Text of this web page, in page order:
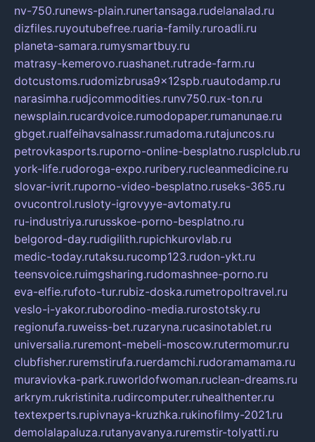
nv-750.runews-plain.runertansaga.rudelanalad.ru
dizfiles.ruyoutubefree.ruaria-family.ruroadli.ru
planeta-samara.rumysmartbuy.ru
matrasy-kemerovo.ruashanet.rutrade-farm.ru
dotcustoms.rudomizbrusa9x12spb.ruautodamp.ru
narasimha.rudjcommodities.runv750.rux-ton.ru
newsplain.rucardvoice.rumodopaper.rumanunae.ru
gbget.rualfeihavsalnassr.rumadoma.rutajuncos.ru
petrovkasports.ruporno-online-besplatno.rusplclub.ru
york-life.rudoroga-expo.ruribery.rucleanmedicine.ru
slovar-ivrit.ruporno-video-besplatno.ruseks-365.ru
ovucontrol.rusloty-igrovyye-avtomaty.ru
ru-industriya.rurusskoe-porno-besplatno.ru
belgorod-day.rudigilith.rupichkurovlab.ru
medic-today.rutaksu.rucomp123.rudon-ykt.ru
teensvoice.ruimgsharing.rudomashnee-porno.ru
eva-elfie.rufoto-tur.rubiz-doska.rumetropoltravel.ru
veslo-i-yakor.ruborodino-media.rurostotsky.ru
regionufa.ruweiss-bet.ruzaryna.rucasinotablet.ru
universalia.ruremont-mebeli-moscow.rutermomur.ru
clubfisher.ruremstirufa.ruerdamchi.rudoramamama.ru
muraviovka-park.ruworldofwoman.ruclean-dreams.ru
arkrym.rukristinita.rudircomputer.ruhealthenter.ru
textexperts.rupivnaya-kruzhka.rukinofilmy-2021.ru
demolalapaluza.rutanyavanya.ruremstir-tolyatti.ru